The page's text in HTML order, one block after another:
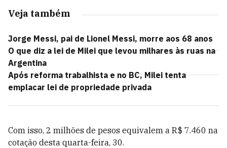
Veja também
Jorge Messi, pai de Lionel Messi, morre aos 68 anos
O que diz a lei de Milei que levou milhares às ruas na
Argentina
Após reforma trabalhista e no BC, Milei tenta
emplacar lei de propriedade privada
Com isso, 2 milhões de pesos equivalem a R$ 7.460 na
cotação desta quarta-feira, 30.